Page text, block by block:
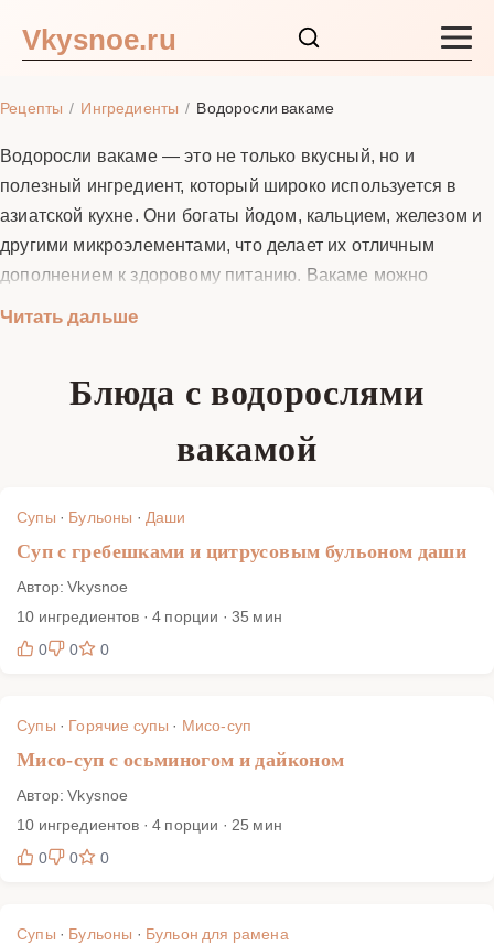
Vkysnoe.ru
Основные блюда
Супы
Ингредиенты
Блог
Рецепты Ингредиенты Водоросли вакаме
Водоросли вакаме — это не только вкусный, но и
полезный ингредиент, который широко используется в
азиатской кухне. Они богаты йодом, кальцием, железом и
другими микроэлементами, что делает их отличным
дополнением к здоровому питанию. Вакаме можно
качестве самостоятельного блюда. Эти водоросли имеют
сочетаться с множеством других продуктов. В этом
которые помогут вам приготовить вкусные и полезные
Читать дальше
Блюда с водорослями
вакамой
Супы · Бульоны · Даши
Суп с гребешками и цитрусовым бульоном даши
Автор: Vkysnoe
10 ингредиентов · 4 порции · 35 мин
0
0 0
Супы · Горячие супы · Мисо-суп
Мисо-суп с осьминогом и дайконом
Автор: Vkysnoe
10 ингредиентов · 4 порции · 25 мин
0
0 0
Супы · Бульоны · Бульон для рамена